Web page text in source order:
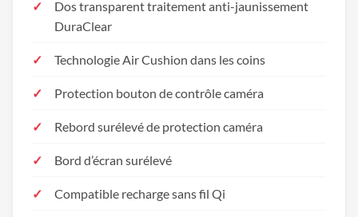
Dos transparent traitement anti-jaunissement
DuraClear
Technologie Air Cushion dans les coins
Protection bouton de contrôle caméra
Rebord surélevé de protection caméra
Bord d’écran surélevé
Compatible recharge sans fil Qi